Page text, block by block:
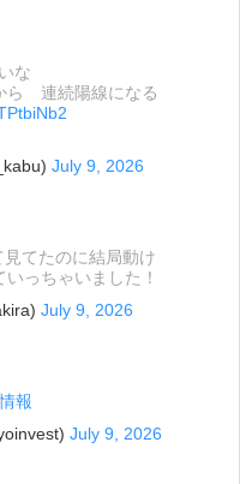
な
ら 連続陽線になる
July 9, 2026
てたのに結局動け
っちゃいました！
July 9, 2026
報
July 9, 2026